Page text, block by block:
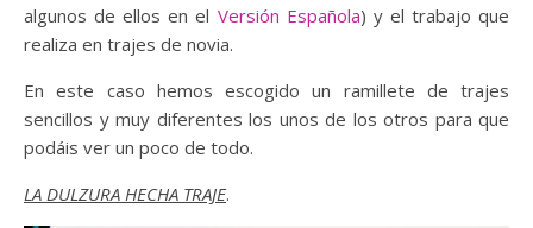
algunos de ellos en el Versión Española) y el trabajo que
realiza en trajes de novia.
En este caso hemos escogido un ramillete de trajes
sencillos y muy diferentes los unos de los otros para que
podáis ver un poco de todo.
LA DULZURA HECHA TRAJE.